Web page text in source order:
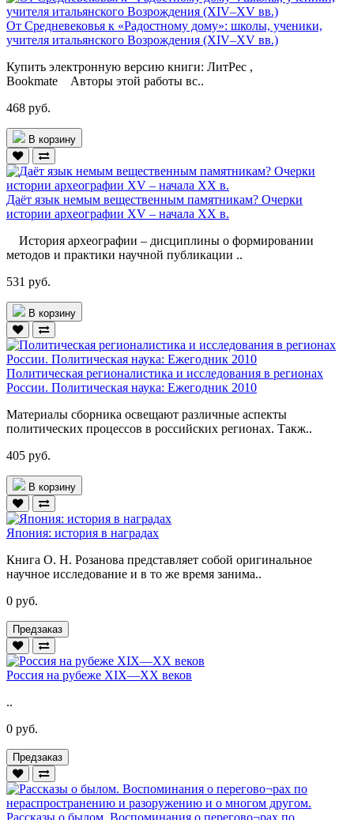
От Средневековья к «Радостному дому»: школы, ученики,
учителя итальянского Возрождения (XIV–XV вв.)
Купить электронную версию книги: ЛитРес ,
Bookmate Авторы этой работы вс..
468 руб.
В корзину
Даёт язык немым вещественным памятникам? Очерки
истории археографии XV – начала XX в.
История археографии – дисциплины о формировании
методов и практики научной публикации ..
531 руб.
В корзину
Политическая регионалистика и исследования в регионах
России. Политическая наука: Ежегодник 2010
Материалы сборника освещают различные аспекты
политических процессов в российских регионах. Такж..
405 руб.
В корзину
Япония: история в наградах
Книга О. Н. Розанова представляет собой оригинальное
научное исследование и в то же время занима..
0 руб.
Предзаказ
Россия на рубеже XIX—XX веков
..
0 руб.
Предзаказ
Рассказы о былом. Воспоминания о перегово¬рах по